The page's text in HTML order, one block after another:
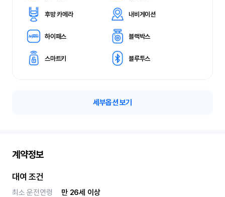
후방 카메라 내비게이션
하이패스 블랙박스
스마트키 블루투스
세부옵션 보기
계약정보
대여 조건
최소 운전연령
만 26세 이상